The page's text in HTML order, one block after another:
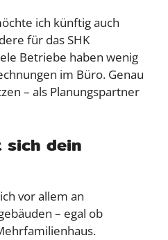
ich künftig auch
für das SHK
Betriebe haben wenig
im Büro. Genau
– als Planungspartner
dein
vor allem an
– egal ob